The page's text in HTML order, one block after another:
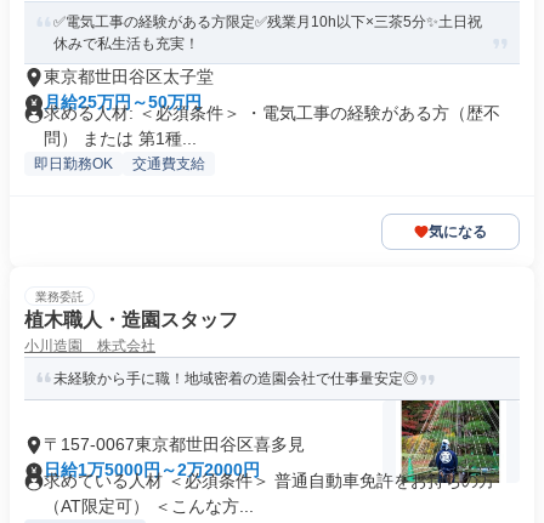
✅電気工事の経験がある方限定✅残業月10h以下×三茶5分✨土日祝
休みで私生活も充実！
東京都世田谷区太子堂
月給25万円～50万円
求める人材: ＜必須条件＞ ・電気工事の経験がある方（歴不
問） または 第1種...
即日勤務OK 交通費支給
気になる
業務委託
植木職人・造園スタッフ
小川造園 株式会社
未経験から手に職！地域密着の造園会社で仕事量安定◎
〒157-0067東京都世田谷区喜多見
日給1万5000円～2万2000円
求めている人材 ＜必須条件＞ 普通自動車免許をお持ちの方
（AT限定可） ＜こんな方...